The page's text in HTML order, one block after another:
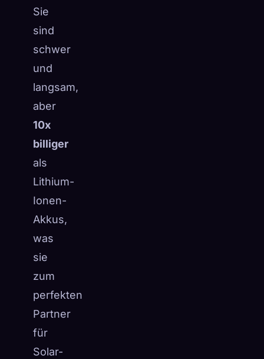
Sie
sind
schwer
und
langsam,
aber
10x
billiger
als
Lithium-
Ionen-
Akkus,
was
sie
zum
perfekten
Partner
für
Solar-